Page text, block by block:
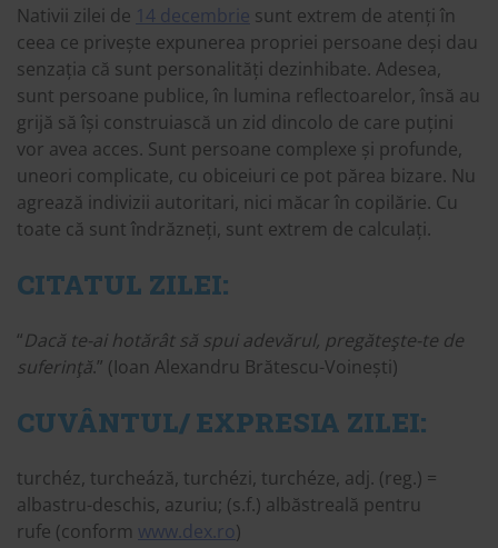
Nativii zilei de 14 decembrie sunt extrem de atenți în
ceea ce privește expunerea propriei persoane deși dau
senzația că sunt personalități dezinhibate. Adesea,
sunt persoane publice, în lumina reflectoarelor, însă au
grijă să își construiască un zid dincolo de care puțini
vor avea acces. Sunt persoane complexe și profunde,
uneori complicate, cu obiceiuri ce pot părea bizare. Nu
agrează indivizii autoritari, nici măcar în copilărie. Cu
toate că sunt îndrăzneți, sunt extrem de calculați.
CITATUL ZILEI:
“Dacă te-ai hotărât să spui adevărul, pregăteşte-te de
suferinţă.” (Ioan Alexandru Brătescu-Voinești)
CUVÂNTUL/ EXPRESIA ZILEI:
turchéz, turcheáză, turchézi, turchéze, adj. (reg.) =
albastru-deschis, azuriu; (s.f.) albăstreală pentru
rufe (conform www.dex.ro)